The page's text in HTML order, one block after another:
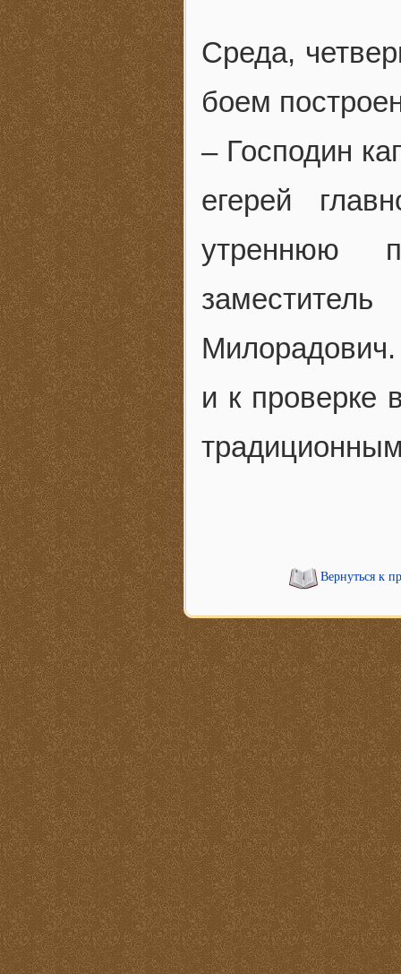
Среда,
боем
– Господин
егерей
утреннюю
и к проверке
Вернуться к